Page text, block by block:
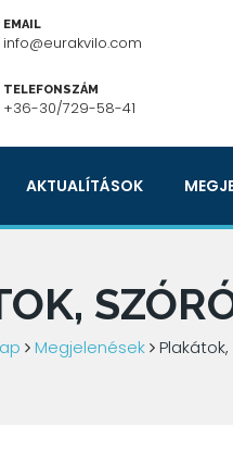
EMAIL
info@eurakvilo.com
TELEFONSZÁM
+36-30/729-58-41
AKTUALÍTÁSOK
Megjelenések